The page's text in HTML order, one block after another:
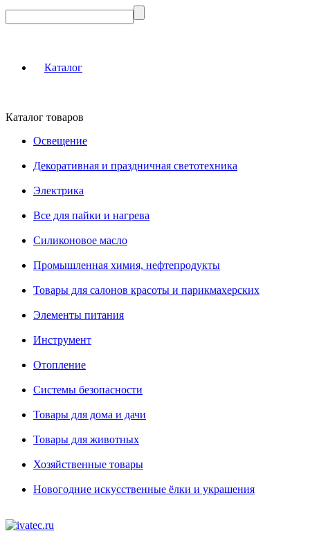
Каталог
Каталог товаров
Освещение
Декоративная и праздничная светотехника
Электрика
Все для пайки и нагрева
Силиконовое масло
Промышленная химия, нефтепродукты
Товары для салонов красоты и парикмахерских
Элементы питания
Инструмент
Отопление
Системы безопасности
Товары для дома и дачи
Товары для животных
Хозяйственные товары
Новогодние искусственные ёлки и украшения